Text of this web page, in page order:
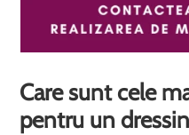
Care sunt cele
pentru un